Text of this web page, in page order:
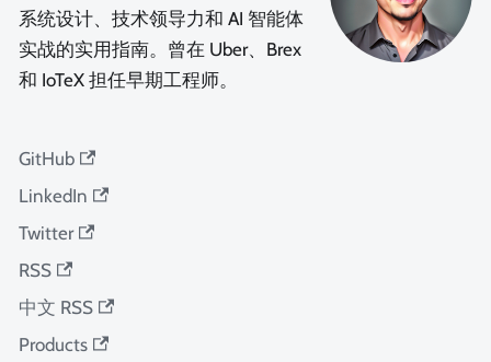
系统设计、技术领导力和 AI 智能体
实战的实用指南。曾在 Uber、Brex
和 IoTeX 担任早期工程师。
GitHub
LinkedIn
Twitter
RSS
中文 RSS
Products